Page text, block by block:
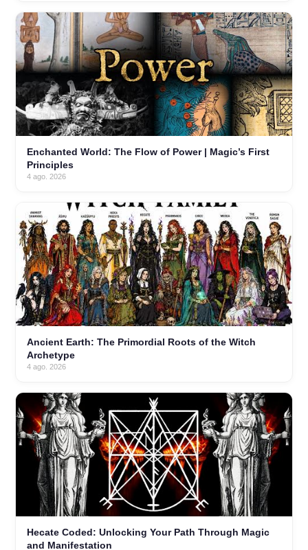
Enchanted World: The Flow of Power | Magic’s First
Principles
4 ago. 2026
Ancient Earth: The Primordial Roots of the Witch
Archetype
4 ago. 2026
Hecate Coded: Unlocking Your Path Through Magic
and Manifestation